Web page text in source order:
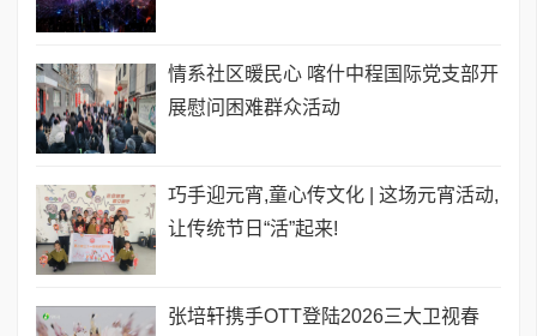
情系社区暖民心 喀什中程国际党支部开
展慰问困难群众活动
巧手迎元宵,童心传文化 | 这场元宵活动,
让传统节日“活”起来!
张培轩携手OTT登陆2026三大卫视春